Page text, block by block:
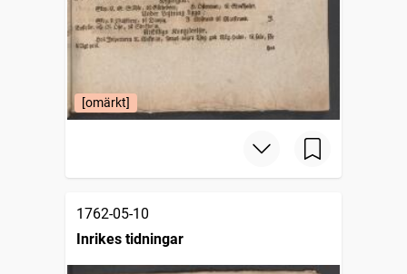
[omärkt]
1762-05-10
Inrikes tidningar